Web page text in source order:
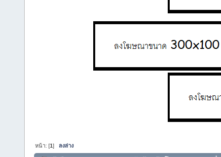
หน้า: [1] ลงล่าง